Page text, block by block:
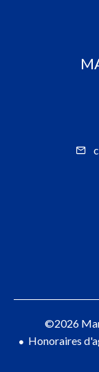
©2026
Honoraires